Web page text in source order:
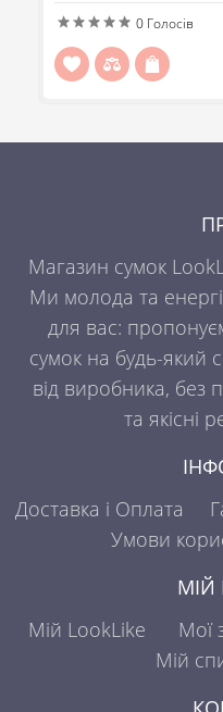
0 Голосів
Магазин сумок
Ми молода та
для вас:
сумок на будь-який
від виробника, без
та якісні
Доставка і Оплата
Умови
МІЙ
Мій LookLike
Мої
Мій